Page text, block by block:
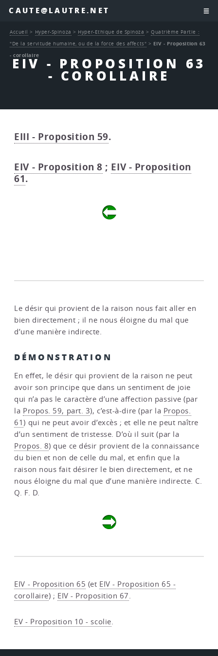
CAUTE@LAUTRE.NET
EIV - PROPOSITION 63
- COROLLAIRE
Accueil > Hyper-Spinoza > Hyper-Ethique de Spinoza >Quatrième Partie :
"De la servitude humaine, ou de la force des affects" > EIV - Proposition 63
- corollaire
EIII - Proposition 59.
EIV - Proposition 8 ; EIV - Proposition
61.
Le désir qui provient de la raison nous fait aller en
bien directement ; il ne nous éloigne du mal que
d’une manière indirecte.
DÉMONSTRATION
En effet, le désir qui provient de la raison ne peut
avoir son principe que dans un sentiment de joie
qui n’a pas le caractère d’une affection passive (par
la Propos. 59, part. 3), c’est-à-dire (par la Propos.
61) qui ne peut avoir d’excès ; et elle ne peut naître
d’un sentiment de tristesse. D’où il suit (par la
Propos. 8) que ce désir provient de la connaissance
du bien et non de celle du mal, et enfin que la
raison nous fait désirer le bien directement, et ne
nous éloigne du mal que d’une manière indirecte. C.
Q. F. D.
EIV - Proposition 65 (et EIV - Proposition 65 -
corollaire) ; EIV - Proposition 67.
EV - Proposition 10 - scolie.